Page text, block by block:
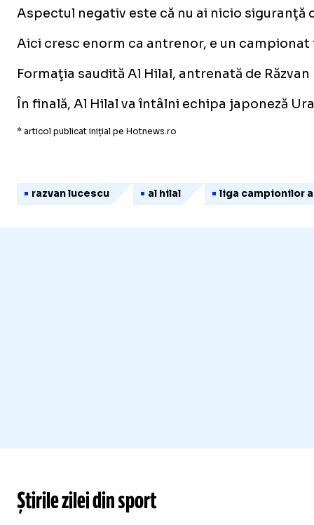
Aspectul negativ este că nu ai nicio siguranţă
Aici cresc enorm ca antrenor, e un
Formaţia saudită Al Hilal, antrenată de
În finală, Al Hilal va întâlni echipa japoneză
* articol publicat inițial pe Hotnews.ro
razvan lucescu al hilal liga campionilor
Știrile zilei din sport